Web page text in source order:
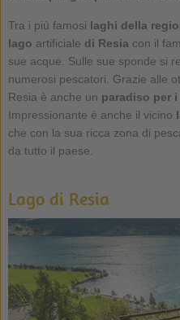
Tra i più famosi laghi della
lago artificiale di Resia con il
sue acque. Sulle sue sponde si
numerosi pescatori. Grazie alle
Resia è anche un paradiso per
Impressionante è anche il vicino
che con la sua ricca zona di
da tutto il paese.
Lago di Resia